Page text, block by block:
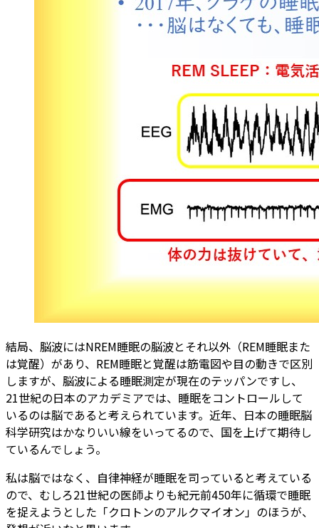
結局、脳波にはNREM睡眠の脳波とそれ以外（REM睡眠また
は覚醒）があり、REM睡眠と覚醒は筋電図や目の動きで区別
しますが、脳波による睡眠測定が現在のテッパンですし、
21世紀の日本のアカデミアでは、睡眠をコントロールして
いるのは脳であると考えられています。近年、日本の睡眠脳
科学研究はかなりいい線をいってるので、国を上げて期待し
ているんでしょう。
私は脳ではなく、自律神経が睡眠を司っていると考えている
ので、むしろ21世紀の医師よりも紀元前450年に循環で睡眠
を捉えようとした「クロトンのアルクマイオン」のほうが、